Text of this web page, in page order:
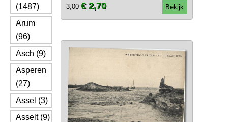
(1487)
Arum
(96)
Asch (9)
Asperen
(27)
Assel (3)
Asselt (9)
Bekijk
3,00 € 2,70